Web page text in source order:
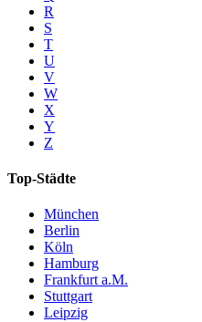
R
S
T
U
V
W
X
Y
Z
Top-Städte
München
Berlin
Köln
Hamburg
Frankfurt a.M.
Stuttgart
Leipzig